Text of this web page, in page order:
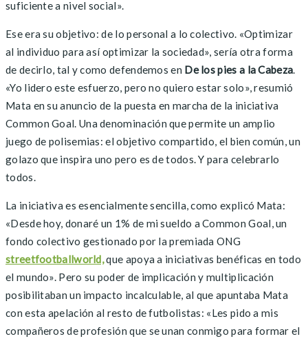
suficiente a nivel social».
Ese era su objetivo: de lo personal a lo colectivo. «Optimizar
al individuo para así optimizar la sociedad», sería otra forma
de decirlo, tal y como defendemos en De los pies a la Cabeza.
«Yo lidero este esfuerzo, pero no quiero estar solo», resumió
Mata en su anuncio de la puesta en marcha de la iniciativa
Common Goal. Una denominación que permite un amplio
juego de polisemias: el objetivo compartido, el bien común, un
golazo que inspira uno pero es de todos. Y para celebrarlo
todos.
La iniciativa es esencialmente sencilla, como explicó Mata:
«Desde hoy, donaré un 1% de mi sueldo a Common Goal, un
fondo colectivo gestionado por la premiada ONG
streetfootballworld,que apoya a iniciativas benéficas en todo
el mundo». Pero su poder de implicación y multiplicación
posibilitaban un impacto incalculable, al que apuntaba Mata
con esta apelación al resto de futbolistas: «Les pido a mis
compañeros de profesión que se unan conmigo para formar el